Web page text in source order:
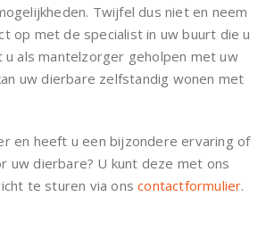
Twijfel dus niet en neem
op met de specialist in uw buurt die u
u als mantelzorger geholpen met uw
uw dierbare zelfstandig wonen met
en heeft u een bijzondere ervaring of
uw dierbare? U kunt deze met ons
te sturen via onscontactformulier.